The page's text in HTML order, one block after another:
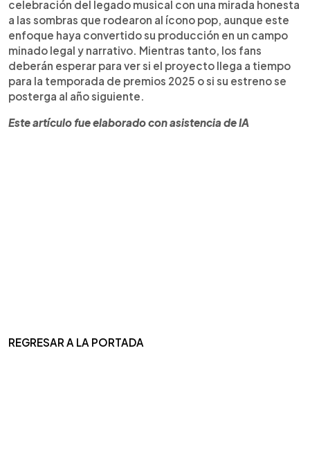
celebración del legado musical con una mirada honesta
a las sombras que rodearon al ícono pop, aunque este
enfoque haya convertido su producción en un campo
minado legal y narrativo. Mientras tanto, los fans
deberán esperar para ver si el proyecto llega a tiempo
para la temporada de premios 2025 o si su estreno se
posterga al año siguiente.
Este artículo fue elaborado con asistencia de IA
REGRESAR A LA PORTADA